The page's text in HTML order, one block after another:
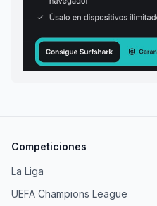
Competiciones
La Liga
UEFA Champions League